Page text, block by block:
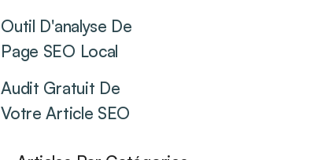
Outil D'analyse De
Page SEO Local
Audit Gratuit De
Votre Article SEO